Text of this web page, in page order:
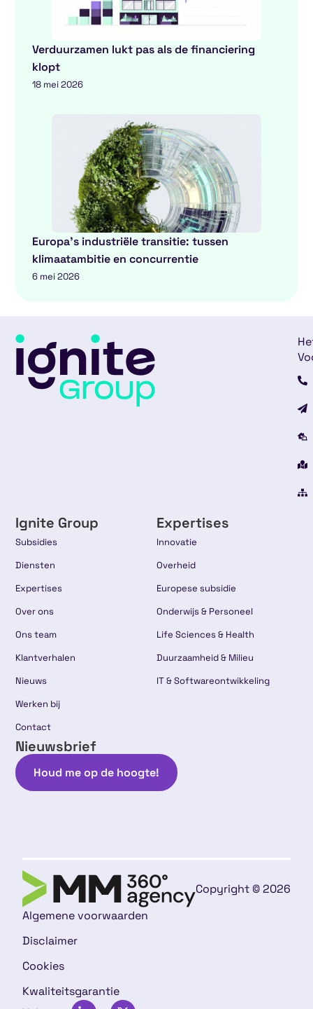
Verduurzamen lukt pas als de financiering
klopt
18 mei 2026
Europa’s industriële transitie: tussen
klimaatambitie en concurrentie
6 mei 2026
Ignite Group
Subsidies
Diensten
Expertises
Over ons
Ons team
Klantverhalen
Nieuws
Werken bij
Contact
Expertises
Innovatie
Overheid
Europese subsidie
Onderwijs & Personeel
Life Sciences & Health
Duurzaamheid & Milieu
IT & Softwareontwikkeling
Nieuwsbrief
Houd me op de hoogte!
Copyright © 2026
Algemene voorwaarden
Disclaimer
Cookies
Kwaliteitsgarantie